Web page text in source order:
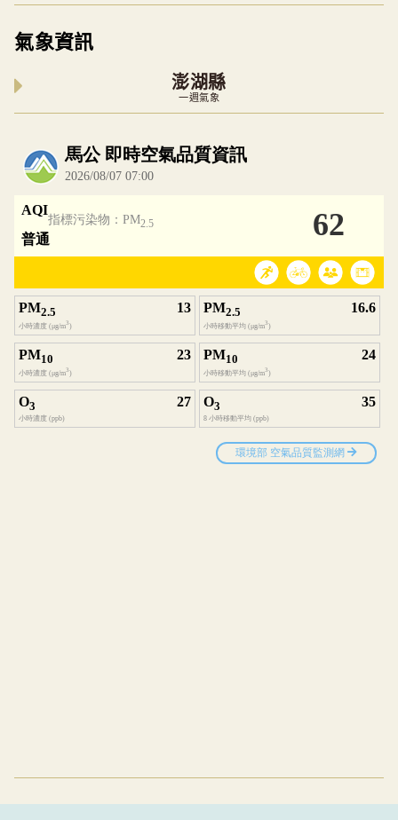
氣象資訊
澎湖縣
一週氣象
內嵌空氣品質小工具為視覺預覽，完整即時空